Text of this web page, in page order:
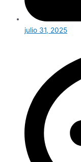
julio 31, 2025